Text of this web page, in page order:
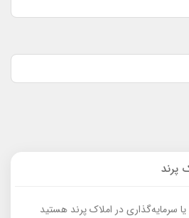
پرند
سرمایه‌گذاری در املاک پرند هستید